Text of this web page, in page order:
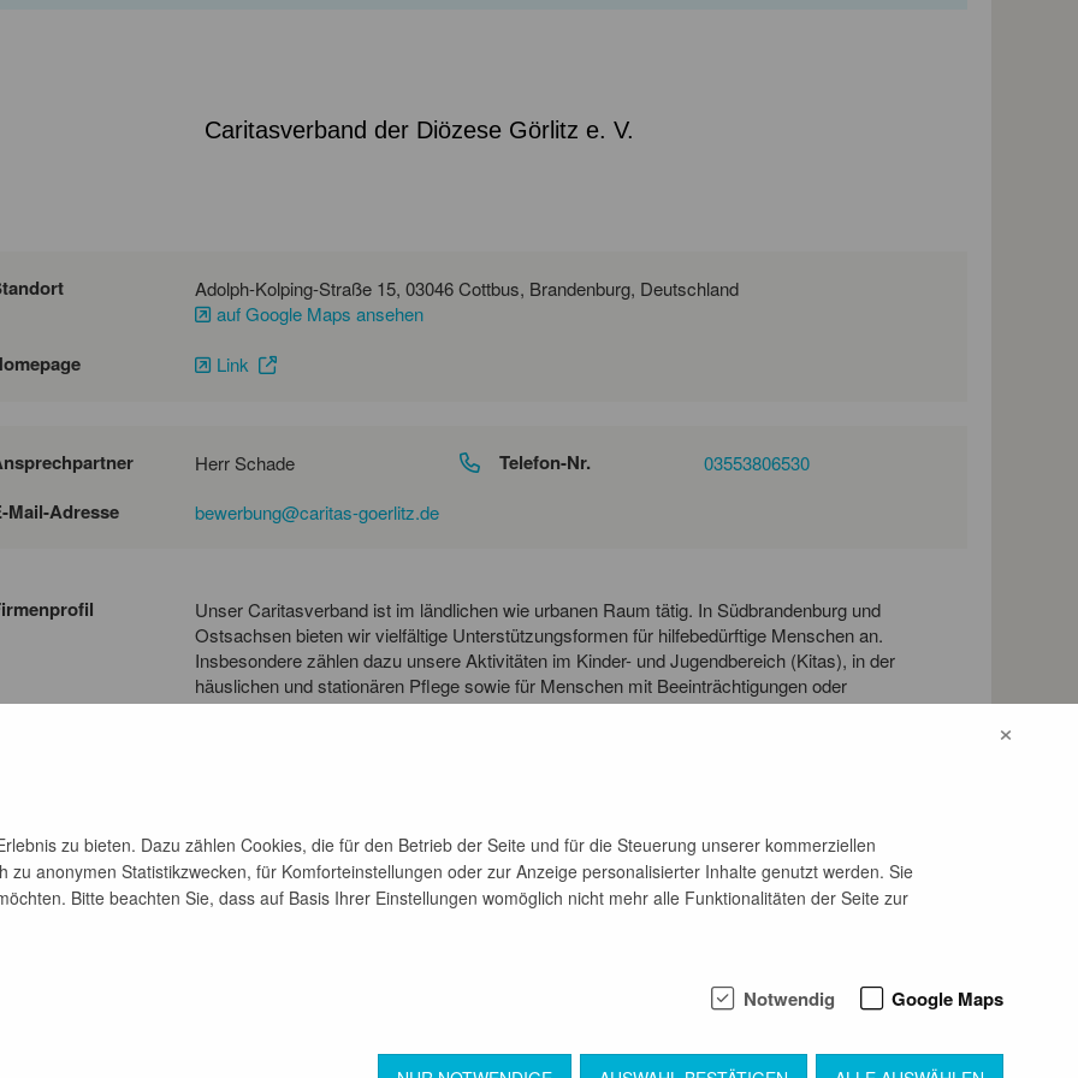
Caritasverband der Diözese Görlitz e. V.
Adolph-Kolping-Straße 15, 03046 Cottbus, Brandenburg, Deutschland
auf Google Maps ansehen
Link
Herr Schade Telefon-Nr. 03553806530
Mail-Adresse bewerbung@caritas-goerlitz.de
Unser Caritasverband ist im ländlichen wie urbanen Raum tätig. In Südbrandenburg und
Ostsachsen bieten wir vielfältige Unterstützungsformen für hilfebedürftige Menschen an.
Insbesondere zählen dazu unsere Aktivitäten im Kinder- und Jugendbereich (Kitas), in der
häuslichen und stationären Pflege sowie für Menschen mit Beeinträchtigungen oder
psychischen Erkrankungen durch differenzierte soziale Beratungs-, Betreuungs-, Begegnungs-
zurück
×
zu bieten. Dazu zählen Cookies, die für den Betrieb der Seite und für die Steuerung unserer kommerziellen
anonymen Statistikzwecken, für Komforteinstellungen oder zur Anzeige personalisierter Inhalte genutzt werden. Sie
Bitte beachten Sie, dass auf Basis Ihrer Einstellungen womöglich nicht mehr alle Funktionalitäten der Seite zur
Notwendig Google Maps